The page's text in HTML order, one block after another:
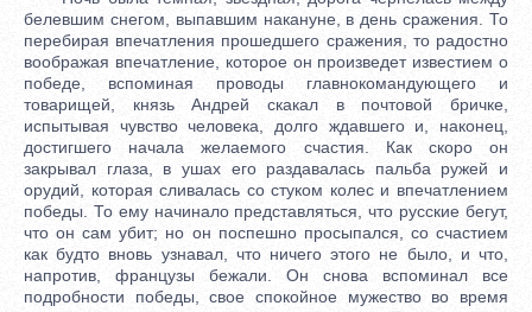
белевшим снегом, выпавшим накануне, в день сражения. То
перебирая впечатления прошедшего сражения, то радостно
воображая впечатление, которое он произведет известием о
победе, вспоминая проводы главнокомандующего и
товарищей, князь Андрей скакал в почтовой бричке,
испытывая чувство человека, долго ждавшего и, наконец,
достигшего начала желаемого счастия. Как скоро он
закрывал глаза, в ушах его раздавалась пальба ружей и
орудий, которая сливалась со стуком колес и впечатлением
победы. То ему начинало представляться, что русские бегут,
что он сам убит; но он поспешно просыпался, со счастием
как будто вновь узнавал, что ничего этого не было, и что,
напротив, французы бежали. Он снова вспоминал все
подробности победы, свое спокойное мужество во время